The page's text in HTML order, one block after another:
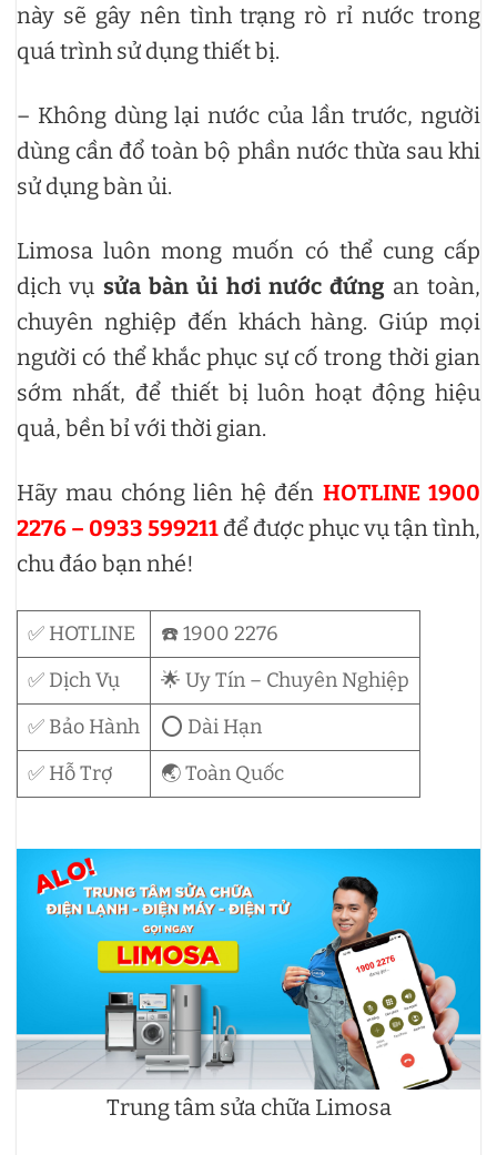
này sẽ gây nên tình trạng rò rỉ nước trong
quá trình sử dụng thiết bị.
– Không dùng lại nước của lần trước, người
dùng cần đổ toàn bộ phần nước thừa sau khi
sử dụng bàn ủi.
Limosa luôn mong muốn có thể cung cấp
dịch vụ sửa bàn ủi hơi nước đứng an toàn,
chuyên nghiệp đến khách hàng. Giúp mọi
người có thể khắc phục sự cố trong thời gian
sớm nhất, để thiết bị luôn hoạt động hiệu
quả, bền bỉ với thời gian.
Hãy mau chóng liên hệ đến HOTLINE 1900
2276 – 0933 599211 để được phục vụ tận tình,
chu đáo bạn nhé!
✅ HOTLINE
☎️ 1900 2276
✅ Dịch Vụ
🌟 Uy Tín – Chuyên Nghiệp
✅ Bảo Hành
⭕ Dài Hạn
✅ Hỗ Trợ
🌏 Toàn Quốc
Trung tâm sửa chữa Limosa